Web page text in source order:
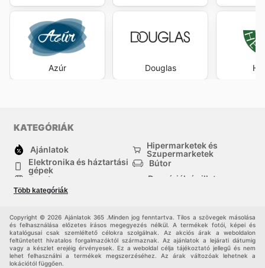
Azúr Douglas
KATEGÓRIÁK
Ajánlatok
Hipermarketek és
Szupermarketek
Elektronika és háztartási
gépek
Bútor
Ruházat
Drogériák és illatszer-
háztartási cikkek
Több kategóriák
Copyright © 2026 Ajánlatok 365 .Minden jog fenntartva. Tilos a szövegek másolása
és felhasználása előzetes írásos megegyezés nélkül. A termékek fotói, képei és
katalógusai csak szemléltető célokra szolgálnak. Az akciós árak a weboldalon
feltüntetett hivatalos forgalmazóktól származnak. Az ajánlatok a lejárati dátumig
vagy a készlet erejéig érvényesek. Ez a weboldal célja tájékoztató jellegű és nem
lehet felhasználni a termékek megszerzéséhez. Az árak változóak lehetnek a
lokációtól függően.